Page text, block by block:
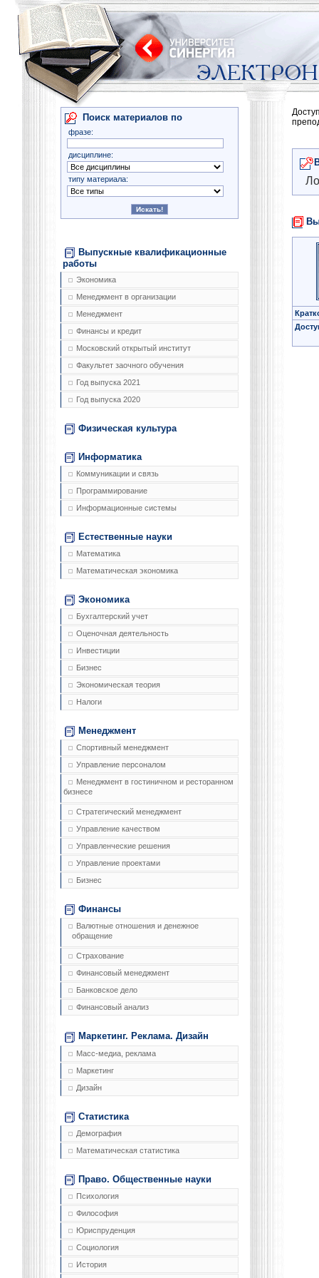
Поиск материалов по
фразе:
дисциплине:
типу материала:
Выпускные квалификационные
работы
Экономика
Менеджмент в организации
Менеджмент
Финансы и кредит
Московский открытый институт
Факультет заочного обучения
Год выпуска 2021
Год выпуска 2020
Физическая культура
Информатика
Коммуникации и связь
Программирование
Информационные системы
Естественные науки
Математика
Математическая экономика
Экономика
Бухгалтерский учет
Оценочная деятельность
Инвестиции
Бизнес
Экономическая теория
Налоги
Менеджмент
Спортивный менеджмент
Управление персоналом
Менеджмент в гостиничном и ресторанном
бизнесе
Стратегический менеджмент
Управление качеством
Управленческие решения
Управление проектами
Бизнес
Финансы
Валютные отношения и денежное
обращение
Страхование
Финансовый менеджмент
Банковское дело
Финансовый анализ
Маркетинг. Реклама. Дизайн
Масс-медиа, реклама
Маркетинг
Дизайн
Статистика
Демография
Математическая статистика
Право. Общественные науки
Психология
Философия
Юриспруденция
Социология
История